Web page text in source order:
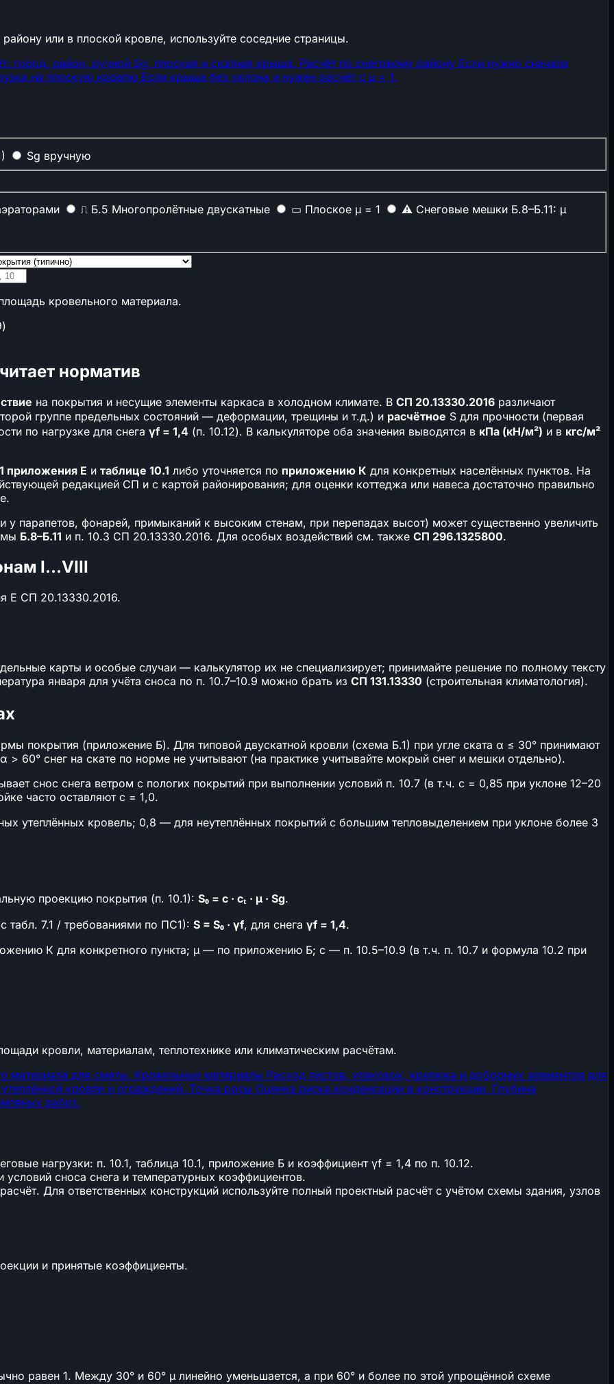
1000 шт.
или в плоской кровле, используйте соседние страницы.
город, район, ручной Sɡ, плоская и скатная крыша. Расчёт по снеговому району Если нужно сначала
на плоскую кровлю Если крыша без уклона и нужен расчёт с μ = 1.
Sɡ вручную
⎍ Б.5 Многопролётные двускатные ▭ Плоское μ = 1 ⚠ Снеговые мешки Б.8–Б.11: μ
кровельного материала.
норматив
на покрытия и несущие элементы каркаса в холодном климате. В СП 20.13330.2016 различают
группе предельных состояний — деформации, трещины и т.д.) и расчётное S для прочности (первая
по нагрузке для снега γf = 1,4 (п. 10.12). В калькуляторе оба значения выводятся в кПа (кН/м²) и в кгс/м²
приложения Е и таблице 10.1 либо уточняется по приложению К для конкретных населённых пунктов. На
редакцией СП и с картой районирования; для оценки коттеджа или навеса достаточно правильно
у парапетов, фонарей, примыканий к высоким стенам, при перепадах высот) может существенно увеличить
Б.8–Б.11 и п. 10.3 СП 20.13330.2016. Для особых воздействий см. также СП 296.1325800.
I…VIII
Е СП 20.13330.2016.
карты и особые случаи — калькулятор их не специализирует; принимайте решение по полному тексту
января для учёта сноса по п. 10.7–10.9 можно брать из СП 131.13330 (строительная климатология).
покрытия (приложение Б). Для типовой двускатной кровли (схема Б.1) при угле ската α ≤ 30° принимают
60° снег на скате по норме не учитывают (на практике учитывайте мокрый снег и мешки отдельно).
снос снега ветром с пологих покрытий при выполнении условий п. 10.7 (в т.ч. c = 0,85 при уклоне 12–20
часто оставляют c = 1,0.
утеплённых кровель; 0,8 — для неутеплённых покрытий с большим тепловыделением при уклоне более 3
проекцию покрытия (п. 10.1): S₀ = c · cₜ · μ · Sɡ.
табл. 7.1 / требованиями по ПС1): S = S₀ · γf, для снега γf = 1,4.
К для конкретного пункта; μ — по приложению Б; c — п. 10.5–10.9 (в т.ч. п. 10.7 и формула 10.2 при
кровли, материалам, теплотехнике или климатическим расчётам.
материала для сметы. Кровельные материалы Расход листов, упаковок, крепежа и доборных элементов для
кровли и ограждений. Точка росы Оценка риска конденсации в конструкции. Глубина
работ.
нагрузки: п. 10.1, таблица 10.1, приложение Б и коэффициент γf = 1,4 по п. 10.12.
сноса снега и температурных коэффициентов.
Для ответственных конструкций используйте полный проектный расчёт с учётом схемы здания, узлов
и принятые коэффициенты.
равен 1. Между 30° и 60° μ линейно уменьшается, а при 60° и более по этой упрощённой схеме